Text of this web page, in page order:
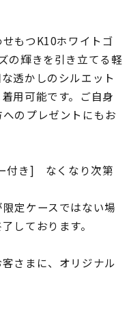
～
すべて表示
もつK10ホワイトゴ
の輝きを引き立てる軽
透かしのシルエット
用可能です。ご自身
のプレゼントにもお
付き] なくなり次第
定ケースではない場
しております。
さまに、オリジナル